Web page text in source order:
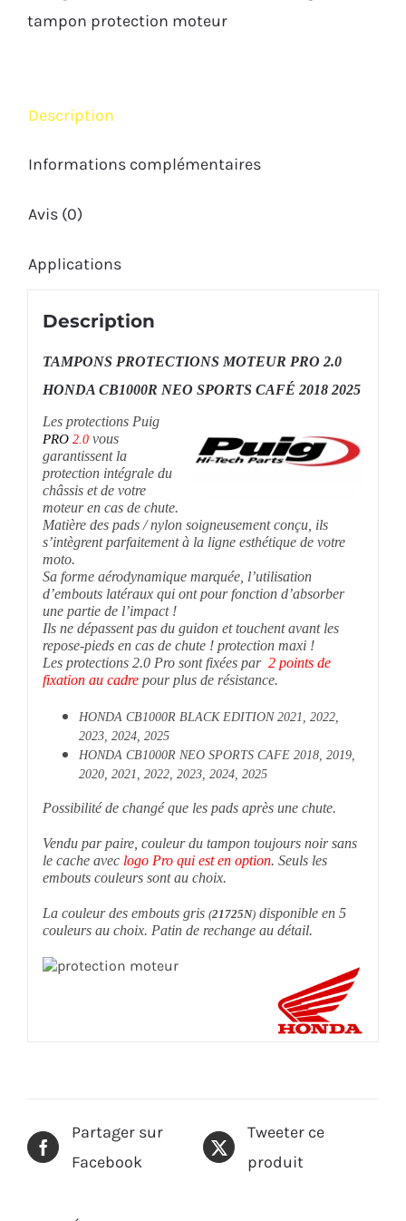
HONDA
CAFÉ
2018
tampon protection moteur
Description
Informations complémentaires
Avis (0)
Applications
Description
TAMPONS PROTECTIONS MOTEUR PRO 2.0
HONDA CB1000R NEO SPORTS CAFÉ 2018 2025
Les protections Puig
PRO 2.0 vous
garantissent la
protection intégrale du
châssis et de votre
moteur en cas de chute.
Matière des pads / nylon soigneusement conçu, ils
s’intègrent parfaitement à la ligne esthétique de votre
moto.
Sa forme aérodynamique marquée, l’utilisation
d’embouts latéraux qui ont pour fonction d’absorber
une partie de l’impact !
Ils ne dépassent pas du guidon et touchent avant les
repose-pieds en cas de chute ! protection maxi !
Les protections 2.0 Pro sont fixées par 2 points de
fixation au cadrepour plus de résistance.
HONDA CB1000R BLACK EDITION 2021, 2022,
2023, 2024, 2025
HONDA CB1000R NEO SPORTS CAFE 2018, 2019,
2020, 2021, 2022, 2023, 2024, 2025
Possibilité de changé que les pads après une chute.
Vendu par paire, couleur du tampon toujours noir sans
le cache aveclogo Pro qui est en option. Seuls les
embouts couleurs sont au choix.
La couleur des embouts gris (21725N)disponible en 5
couleurs au choix. Patin de rechange au détail.
Partager sur
Facebook
Tweeter ce
produit